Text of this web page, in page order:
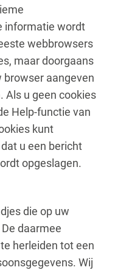
informatie wordt
webbrowsers
maar doorgaans
browser aangeven
Als u geen cookies
Help-functie van
kunt
u een bericht
opgeslagen.
die op uw
daarmee
herleiden tot een
Wij